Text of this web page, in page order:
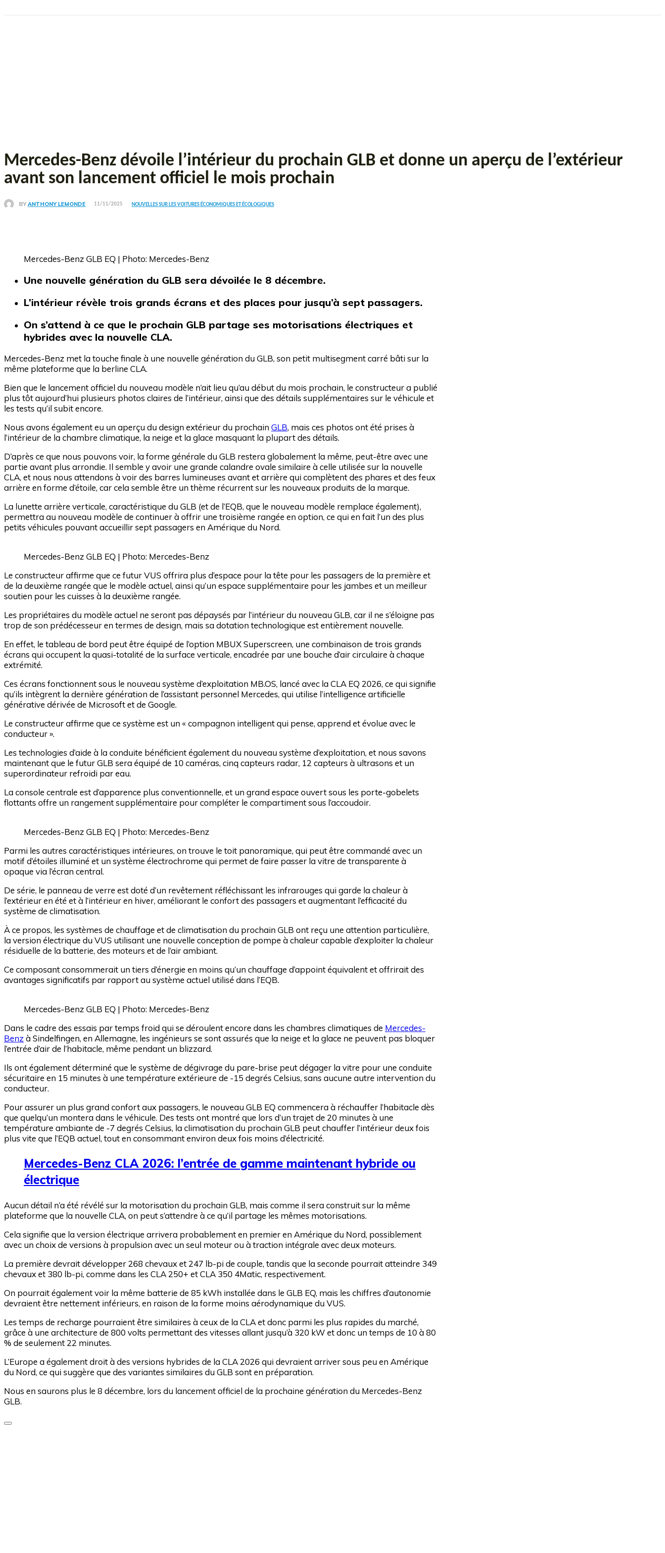
Mercedes-Benz dévoile l’intérieur du prochain GLB et donne un aperçu de l’extérieur
avant son lancement officiel le mois prochain
BY ANTHONY LEMONDE 11/11/2025 NOUVELLES SUR LES VOITURES ÉCONOMIQUES ET ÉCOLOGIQUES
Partager
Mercedes-Benz GLB EQ | Photo: Mercedes-Benz
Une nouvelle génération du GLB sera dévoilée le 8 décembre.
L’intérieur révèle trois grands écrans et des places pour jusqu’à sept passagers.
On s’attend à ce que le prochain GLB partage ses motorisations électriques et
hybrides avec la nouvelle CLA.
Mercedes-Benz met la touche finale à une nouvelle génération du GLB, son petit multisegment carré bâti sur la
même plateforme que la berline CLA.
Bien que le lancement officiel du nouveau modèle n’ait lieu qu’au début du mois prochain, le constructeur a publié
plus tôt aujourd’hui plusieurs photos claires de l’intérieur, ainsi que des détails supplémentaires sur le véhicule et
les tests qu’il subit encore.
Nous avons également eu un aperçu du design extérieur du prochainGLB, mais ces photos ont été prises à
l’intérieur de la chambre climatique, la neige et la glace masquant la plupart des détails.
D’après ce que nous pouvons voir, la forme générale du GLB restera globalement la même, peut-être avec une
partie avant plus arrondie. Il semble y avoir une grande calandre ovale similaire à celle utilisée sur la nouvelle
CLA, et nous nous attendons à voir des barres lumineuses avant et arrière qui complètent des phares et des feux
arrière en forme d’étoile, car cela semble être un thème récurrent sur les nouveaux produits de la marque.
La lunette arrière verticale, caractéristique du GLB (et de l’EQB, que le nouveau modèle remplace également),
permettra au nouveau modèle de continuer à offrir une troisième rangée en option, ce qui en fait l’un des plus
petits véhicules pouvant accueillir sept passagers en Amérique du Nord.
Mercedes-Benz GLB EQ | Photo: Mercedes-Benz
Le constructeur affirme que ce futur VUS offrira plus d’espace pour la tête pour les passagers de la première et
de la deuxième rangée que le modèle actuel, ainsi qu’un espace supplémentaire pour les jambes et un meilleur
soutien pour les cuisses à la deuxième rangée.
Les propriétaires du modèle actuel ne seront pas dépaysés par l’intérieur du nouveau GLB, car il ne s’éloigne pas
trop de son prédécesseur en termes de design, mais sa dotation technologique est entièrement nouvelle.
En effet, le tableau de bord peut être équipé de l’option MBUX Superscreen, une combinaison de trois grands
écrans qui occupent la quasi-totalité de la surface verticale, encadrée par une bouche d’air circulaire à chaque
extrémité.
Ces écrans fonctionnent sous le nouveau système d’exploitation MB.OS, lancé avec la CLA EQ 2026, ce qui signifie
qu’ils intègrent la dernière génération de l’assistant personnel Mercedes, qui utilise l’intelligence artificielle
générative dérivée de Microsoft et de Google.
Le constructeur affirme que ce système est un « compagnon intelligent qui pense, apprend et évolue avec le
conducteur ».
Les technologies d’aide à la conduite bénéficient également du nouveau système d’exploitation, et nous savons
maintenant que le futur GLB sera équipé de 10 caméras, cinq capteurs radar, 12 capteurs à ultrasons et un
superordinateur refroidi par eau.
La console centrale est d’apparence plus conventionnelle, et un grand espace ouvert sous les porte-gobelets
flottants offre un rangement supplémentaire pour compléter le compartiment sous l’accoudoir.
Mercedes-Benz GLB EQ | Photo: Mercedes-Benz
Parmi les autres caractéristiques intérieures, on trouve le toit panoramique, qui peut être commandé avec un
motif d’étoiles illuminé et un système électrochrome qui permet de faire passer la vitre de transparente à
opaque via l’écran central.
De série, le panneau de verre est doté d’un revêtement réfléchissant les infrarouges qui garde la chaleur à
l’extérieur en été et à l’intérieur en hiver, améliorant le confort des passagers et augmentant l’efficacité du
système de climatisation.
À ce propos, les systèmes de chauffage et de climatisation du prochain GLB ont reçu une attention particulière,
la version électrique du VUS utilisant une nouvelle conception de pompe à chaleur capable d’exploiter la chaleur
résiduelle de la batterie, des moteurs et de l’air ambiant.
Ce composant consommerait un tiers d’énergie en moins qu’un chauffage d’appoint équivalent et offrirait des
avantages significatifs par rapport au système actuel utilisé dans l’EQB.
Mercedes-Benz GLB EQ | Photo: Mercedes-Benz
Dans le cadre des essais par temps froid qui se déroulent encore dans les chambres climatiques de Mercedes-
Benz à Sindelfingen, en Allemagne, les ingénieurs se sont assurés que la neige et la glace ne peuvent pas bloquer
l’entrée d’air de l’habitacle, même pendant un blizzard.
Ils ont également déterminé que le système de dégivrage du pare-brise peut dégager la vitre pour une conduite
sécuritaire en 15 minutes à une température extérieure de -15 degrés Celsius, sans aucune autre intervention du
conducteur.
Pour assurer un plus grand confort aux passagers, le nouveau GLB EQ commencera à réchauffer l’habitacle dès
que quelqu’un montera dans le véhicule. Des tests ont montré que lors d’un trajet de 20 minutes à une
température ambiante de -7 degrés Celsius, la climatisation du prochain GLB peut chauffer l’intérieur deux fois
plus vite que l’EQB actuel, tout en consommant environ deux fois moins d’électricité.
Mercedes-Benz CLA 2026: l’entrée de gamme maintenant hybride ou
électrique
Aucun détail n’a été révélé sur la motorisation du prochain GLB, mais comme il sera construit sur la même
plateforme que la nouvelle CLA, on peut s’attendre à ce qu’il partage les mêmes motorisations.
Cela signifie que la version électrique arrivera probablement en premier en Amérique du Nord, possiblement
avec un choix de versions à propulsion avec un seul moteur ou à traction intégrale avec deux moteurs.
La première devrait développer 268 chevaux et 247 lb-pi de couple, tandis que la seconde pourrait atteindre 349
chevaux et 380 lb-pi, comme dans les CLA 250+ et CLA 350 4Matic, respectivement.
On pourrait également voir la même batterie de 85 kWh installée dans le GLB EQ, mais les chiffres d’autonomie
devraient être nettement inférieurs, en raison de la forme moins aérodynamique du VUS.
Les temps de recharge pourraient être similaires à ceux de la CLA et donc parmi les plus rapides du marché,
grâce à une architecture de 800 volts permettant des vitesses allant jusqu’à 320 kW et donc un temps de 10 à 80
% de seulement 22 minutes.
L’Europe a également droit à des versions hybrides de la CLA 2026 qui devraient arriver sous peu en Amérique
du Nord, ce qui suggère que des variantes similaires du GLB sont en préparation.
Nous en saurons plus le 8 décembre, lors du lancement officiel de la prochaine génération du Mercedes-Benz
GLB.